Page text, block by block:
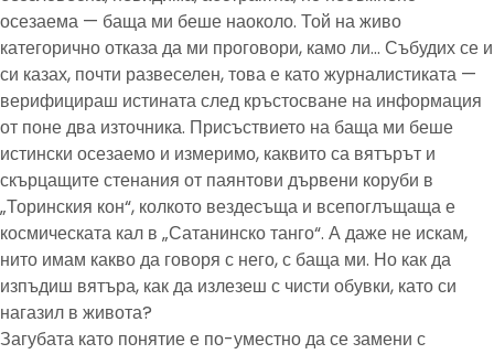
осезаема — баща ми беше наоколо. Той на живо
категорично отказа да ми проговори, камо ли… Събудих се и
си казах, почти развеселен, това е като журналистиката —
верифицираш истината след кръстосване на информация
от поне два източника. Присъствието на баща ми беше
истински осезаемо и измеримо, каквито са вятърът и
скърцащите стенания от паянтови дървени коруби в
„Торинския кон“, колкото вездесъща и всепоглъщаща е
космическата кал в „Сатанинско танго“. А даже не искам,
нито имам какво да говоря с него, с баща ми. Но как да
изпъдиш вятъра, как да излезеш с чисти обувки, като си
нагазил в живота?
Загубата като понятие е по-уместно да се замени с